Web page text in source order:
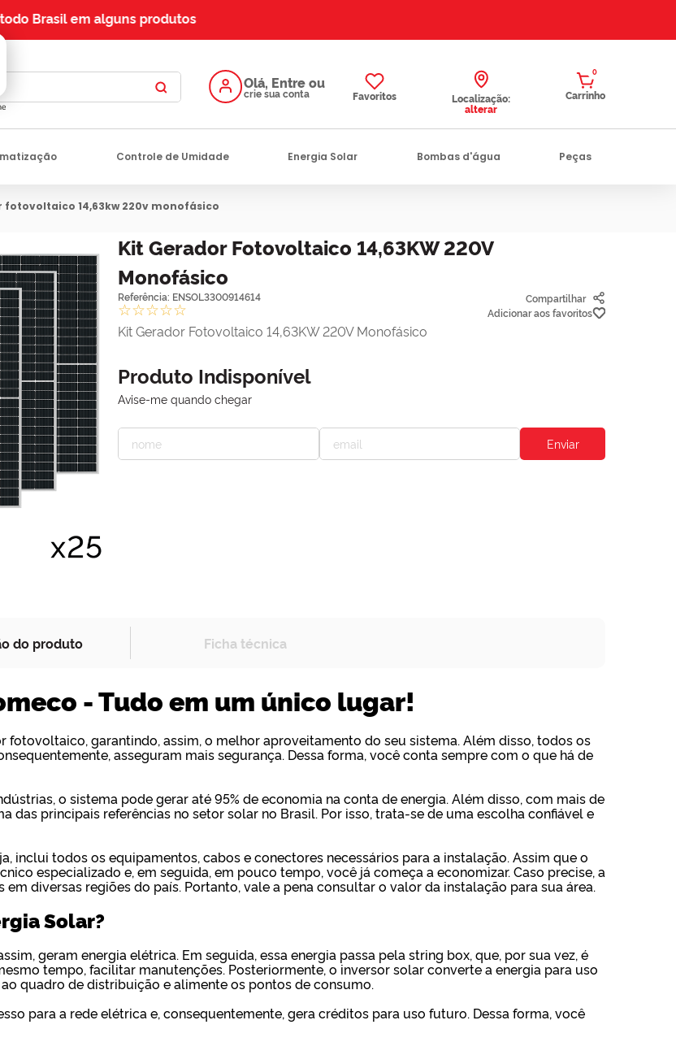
Pague com Pix Parcelado
Favoritos
Localização:
alterar
0
Controle de Umidade Energia Solar Bombas d'água Peças
fotovoltaico 14,63kw 220v monofásico
Kit Gerador Fotovoltaico 14,63KW 220V
Monofásico
Referência: ENSOL3300914614 Compartilhar
☆☆☆☆☆
Kit Gerador Fotovoltaico 14,63KW 220V Monofásico
Produto Indisponível
Avise-me quando chegar
do produto Ficha técnica
- Tudo em um único lugar!
garantindo, assim, o melhor aproveitamento do seu sistema. Além disso, todos os
asseguram mais segurança. Dessa forma, você conta sempre com o que há de
o sistema pode gerar até 95% de economia na conta de energia. Além disso, com mais de
das principais referências no setor solar no Brasil. Por isso, trata-se de uma escolha confiável e
inclui todos os equipamentos, cabos e conectores necessários para a instalação. Assim que o
especializado e, em seguida, em pouco tempo, você já começa a economizar. Caso precise, a
diversas regiões do país. Portanto, vale a pena consultar o valor da instalação para sua área.
Solar?
geram energia elétrica. Em seguida, essa energia passa pela string box, que, por sua vez, é
tempo, facilitar manutenções. Posteriormente, o inversor solar converte a energia para uso
quadro de distribuição e alimente os pontos de consumo.
para a rede elétrica e, consequentemente, gera créditos para uso futuro. Dessa forma, você